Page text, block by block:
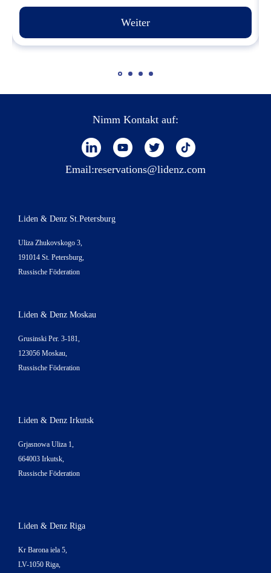
Weiter
Nimm Kontakt auf:
Email:reservations@lidenz.com
Liden & Denz St.Petersburg
Uliza Zhukovskogo 3,
191014 St. Petersburg,
Russische Föderation
Liden & Denz Moskau
Grusinski Per. 3-181,
123056 Moskau,
Russische Föderation
Liden & Denz Irkutsk
Grjasnowa Uliza 1,
664003 Irkutsk,
Russische Föderation
Liden & Denz Riga
Kr Barona iela 5,
LV-1050 Riga,